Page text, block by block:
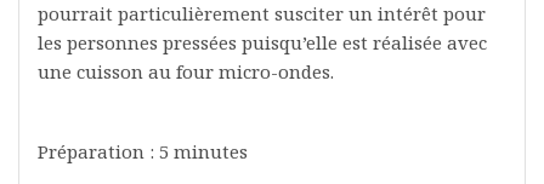
pourrait particulièrement susciter un intérêt pour
les personnes pressées puisqu’elle est réalisée avec
une cuisson au four micro-ondes.
Préparation : 5 minutes